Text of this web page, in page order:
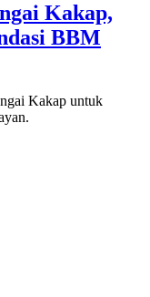
Kakap,
BBM